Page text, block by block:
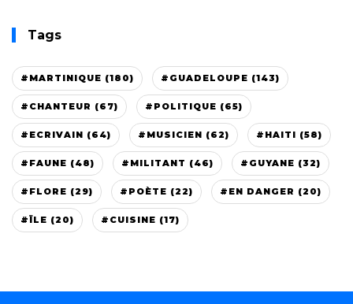
Tags
#MARTINIQUE (180) #GUADELOUPE (143)
#CHANTEUR (67) #POLITIQUE (65)
#ECRIVAIN (64) #MUSICIEN (62) #HAITI (58)
#FAUNE (48) #MILITANT (46) #GUYANE (32)
#FLORE (29) #POÈTE (22) #EN DANGER (20)
#ÏLE (20) #CUISINE (17)